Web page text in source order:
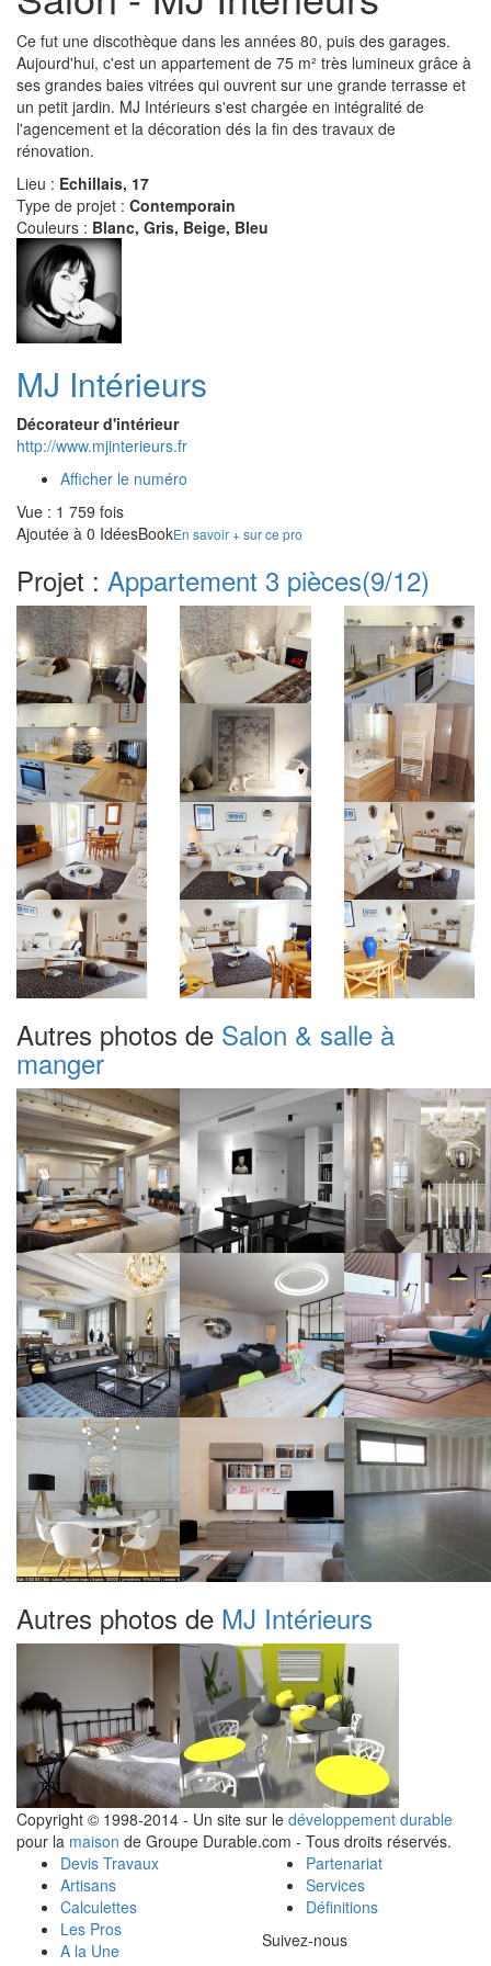
Ce fut une discothèque dans les années 80, puis des garages.
Aujourd'hui, c'est un appartement de 75 m² très lumineux grâce à
ses grandes baies vitrées qui ouvrent sur une grande terrasse et
un petit jardin. MJ Intérieurs s'est chargée en intégralité de
l'agencement et la décoration dés la fin des travaux de
rénovation.
Lieu : Echillais, 17
Type de projet : Contemporain
Couleurs : Blanc, Gris, Beige, Bleu
MJ Intérieurs
Décorateur d'intérieur
http://www.mjinterieurs.fr
Afficher le numéro
Vue : 1 759 fois
Ajoutée à 0 IdéesBookEn savoir + sur ce pro
Projet : Appartement 3 pièces(9/12)
Autres photos de Salon & salle à
manger
Autres photos de MJ Intérieurs
Copyright © 1998-2014 - Un site sur le développement durable
pour la maison de Groupe Durable.com - Tous droits réservés.
Devis Travaux
Artisans
Calculettes
Les Pros
A la Une
Partenariat
Services
Définitions
Suivez-nous